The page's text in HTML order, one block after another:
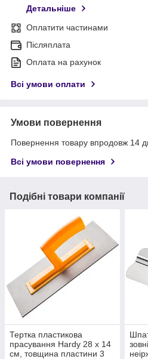
Детальніше
Оплатити частинами
Післяплата
Оплата на рахунок
Всі умови оплати
Умови повернення
Повернення товару впродовж 14
Всі умови повернення
Подібні товари компанії
Тертка пластикова
прасування Hardy 28 x 14
см, товщина пластини 3